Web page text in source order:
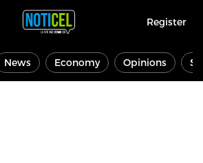
Register
News Economy Opinions